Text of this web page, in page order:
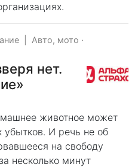
Авто, мото ·
нет.
животное может
убытков. И речь не об
на свободу
несколько минут